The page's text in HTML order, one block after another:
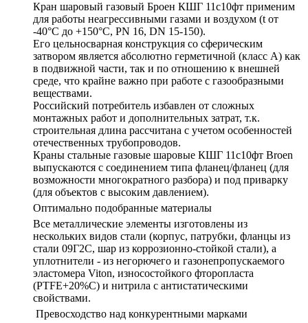
Кран шаровый газовый Броен КШГ 11с10фт применим
для работы неагрессивными газами и воздухом (t от
-40°С до +150°С, PN 16, DN 15-150).
Его цельносварная конструкция со сферическим
затвором является абсолютно герметичной (класс А) как
в подвижной части, так и по отношению к внешней
среде, что крайне важно при работе с газообразными
веществами.
Российский потребитель избавлен от сложных
монтажных работ и дополнительных затрат, т.к.
строительная длина рассчитана с учетом особенностей
отечественных трубопроводов.
Краны стальные газовые шаровые КШГ 11с10фт Broen
выпускаются с соединением типа фланец/фланец (для
возможности многократного разбора) и под приварку
(для объектов с высоким давлением).
Оптимально подобранные материалы
Все металлические элементы изготовлены из
нескольких видов стали (корпус, патрубки, фланцы из
стали 09Г2С, шар из коррозионно-стойкой стали), а
уплотнители - из негорючего и газонепропускаемого
эластомера Viton, износостойкого фторопласта
(PTFE+20%C) и нитрила с антистатическими
свойствами.
Превосходство над конкурентными марками